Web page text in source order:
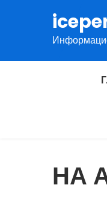
содержимому
НА